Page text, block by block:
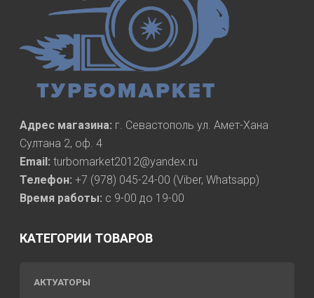
Адрес магазина: г. Севастополь ул. Амет-Хана
Султана 2, оф. 4
Email: turbomarket2012@yandex.ru
Телефон: +7 (978) 045-24-00 (Viber, Whatsapp)
Время работы: с 9-00 до 19-00
КАТЕГОРИИ ТОВАРОВ
АКТУАТОРЫ